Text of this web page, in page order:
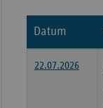
Datum
22.07.2026